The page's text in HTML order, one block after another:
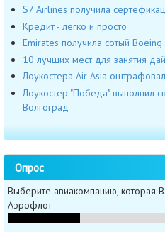
S7 Airlines получила
Кредит - легко и просто
Emirates получила сотый
10 лучших мест для занятия
Лоукостера Air Asia
Лоукостер "Победа" выполнил
Волгоград
Опрос
Выберите авиакомпанию, которая
Аэрофлот